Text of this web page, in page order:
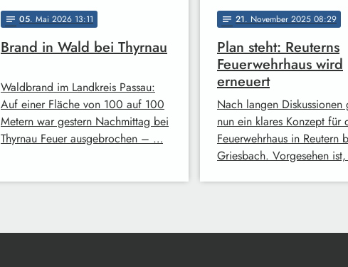
notes 05. Mai 2026 13:11
Brand in Wald bei Thyrnau
Waldbrand im Landkreis Passau:
Auf einer Fläche von 100 auf 100
Metern war gestern Nachmittag bei
Thyrnau Feuer ausgebrochen – …
notes 21. November 2025 08:29
Plan steht: Reuterns
Feuerwehrhaus wird
erneuert
Nach langen Diskussionen
nun ein klares Konzept für
Feuerwehrhaus in Reutern
Griesbach. Vorgesehen